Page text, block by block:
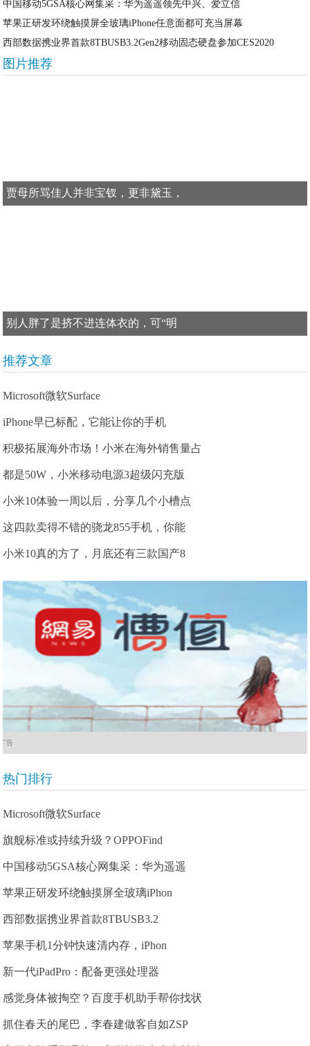
中国移动5GSA核心网集采：华为遥遥领先中兴、爱立信
苹果正研发环绕触摸屏全玻璃iPhone任意面都可充当屏幕
西部数据携业界首款8TBUSB3.2Gen2移动固态硬盘参加CES2020
图片推荐
贾母所骂佳人并非宝钗，更非黛玉，
别人胖了是挤不进连体衣的，可“明
推荐文章
Microsoft微软Surface
iPhone早已标配，它能让你的手机
积极拓展海外市场！小米在海外销售量占
都是50W，小米移动电源3超级闪充版
小米10体验一周以后，分享几个小槽点
这四款卖得不错的骁龙855手机，你能
小米10真的方了，月底还有三款国产8
广告
热门排行
Microsoft微软Surface
旗舰标准或持续升级？OPPOFind
中国移动5GSA核心网集采：华为遥遥
苹果正研发环绕触摸屏全玻璃iPhon
西部数据携业界首款8TBUSB3.2
苹果手机1分钟快速清内存，iPhon
新一代iPadPro：配备更强处理器
感觉身体被掏空？百度手机助手帮你找状
抓住春天的尾巴，李春建做客自如ZSP